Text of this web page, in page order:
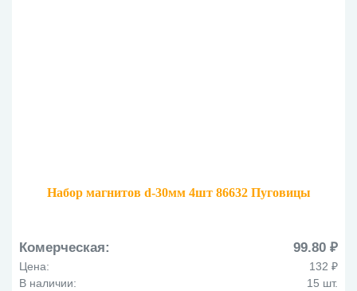
Набор магнитов d-30мм 4шт 86632 Пуговицы
Комерческая: 99.80 ₽
Цена:
132 ₽
В наличии:
15 шт.